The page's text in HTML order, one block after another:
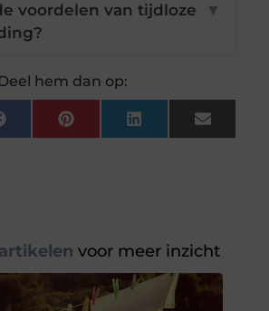
voordelen van tijdloze
▼
hem dan op:
FacebookPinterestLinkedInEmail
artikelen voor meer inzicht